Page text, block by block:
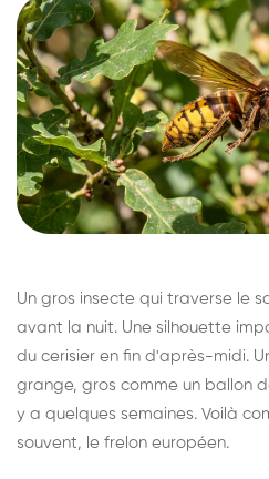
Un gros insecte qui traverse le
avant la nuit. Une silhouette
du cerisier en fin d'après-midi.
grange, gros comme un ballon
y a quelques semaines. Voilà
souvent, le frelon européen.